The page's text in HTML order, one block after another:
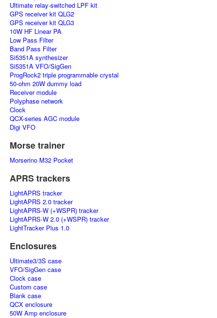
Ultimate relay-switched LPF kit
GPS receiver kit QLG2
GPS receiver kit QLG3
10W HF Linear PA
Low Pass Filter
Band Pass Filter
Si5351A synthesizer
Si5351A VFO/SigGen
ProgRock2 triple programmable crystal
50-ohm 20W dummy load
Receiver module
Polyphase network
Clock
QCX-series AGC module
Digi VFO
Morse trainer
Morserino M32 Pocket
APRS trackers
LightAPRS tracker
LightAPRS 2.0 tracker
LightAPRS-W (+WSPR) tracker
LightAPRS-W 2.0 (+WSPR) tracker
LightTracker Plus 1.0
Enclosures
Ultimate3/3S case
VFO/SigGen case
Clock case
Custom case
Blank case
QCX enclosure
50W Amp enclosure